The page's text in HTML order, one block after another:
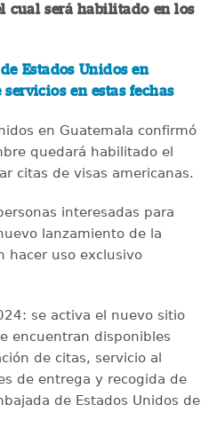
cual será habilitado en los
Estados Unidos en
en estas fechas
en Guatemala confirmó
quedará habilitado el
citas de visas americanas.
interesadas para
lanzamiento de la
hacer uso exclusivo
se activa el nuevo sitio
encuentran disponibles
de citas, servicio al
de entrega y recogida de
de Estados Unidos de